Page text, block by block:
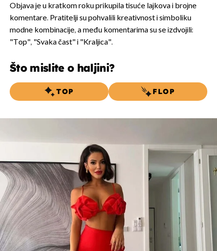
Objava je u kratkom roku prikupila tisuće lajkova i brojne
komentare. Pratitelji su pohvalili kreativnost i simboliku
modne kombinacije, a među komentarima su se izdvojili:
"Top", "Svaka čast" i "Kraljica".
Što mislite o haljini?
TOP FLOP